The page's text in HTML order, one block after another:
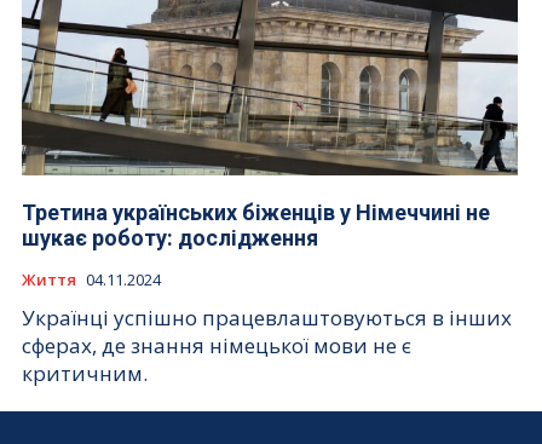
Третина українських біженців у Німеччині не
шукає роботу: дослідження
Життя 04.11.2024
Українці успішно працевлаштовуються в інших
сферах, де знання німецької мови не є
критичним.